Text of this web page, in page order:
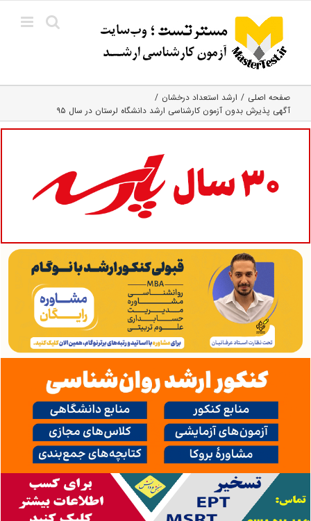
content
صفحه اصلی
ارشد استعداد درخشان
آگهی پذیرش بدون آزمون کارشناسی ارشد دانشگاه لرستان در سال ۹۵